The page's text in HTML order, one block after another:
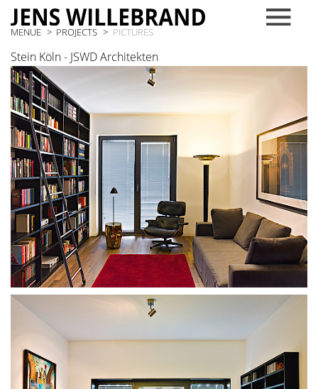
MENUE PROJECTS PICTURES
Stein Köln - JSWD Architekten